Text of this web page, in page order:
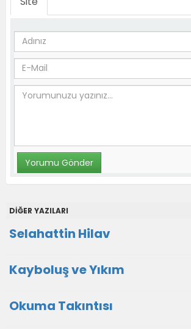
DİĞER YAZILARI
Selahattin Hilav
Kayboluş ve Yıkım
Okuma Takıntısı